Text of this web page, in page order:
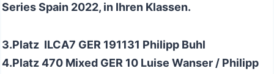
Series Spain 2022, in Ihren Klassen.
3.Platz ILCA7 GER 191131 Philipp Buhl
4.Platz 470 Mixed GER 10 Luise Wanser / Philipp